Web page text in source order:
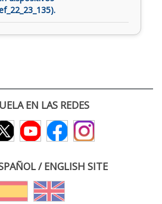
EN LAS REDES
/ ENGLISH SITE